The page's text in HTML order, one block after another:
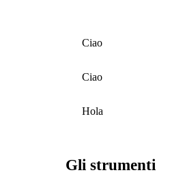
Ciao
Ciao
Hola
Gli strumenti